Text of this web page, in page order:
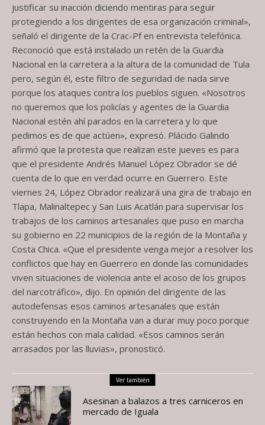
justificar su inacción diciendo mentiras para seguir
protegiendo a los dirigentes de esa organización criminal»,
señaló el dirigente de la Crac-Pf en entrevista telefónica.
Reconoció que está instalado un retén de la Guardia
Nacional en la carretera a la altura de la comunidad de Tula
pero, según él, este filtro de seguridad de nada sirve
porque los ataques contra los pueblos siguen. «Nosotros
no queremos que los policías y agentes de la Guardia
Nacional estén ahí parados en la carretera y lo que
pedimos es de que actúen», expresó. Plácido Galindo
afirmó que la protesta que realizan este jueves es para
que el presidente Andrés Manuel López Obrador se dé
cuenta de lo que en verdad ocurre en Guerrero. Este
viernes 24, López Obrador realizará una gira de trabajo en
Tlapa, Malinaltepec y San Luis Acatlán para supervisar los
trabajos de los caminos artesanales que puso en marcha
su gobierno en 22 municipios de la región de la Montaña y
Costa Chica. «Que el presidente venga mejor a resolver los
conflictos que hay en Guerrero en donde las comunidades
viven situaciones de violencia ante el acoso de los grupos
del narcotráfico», dijo. En opinión del dirigente de las
autodefensas esos caminos artesanales que están
construyendo en la Montaña van a durar muy poco porque
están hechos con mala calidad. «Esos caminos serán
arrasados por las lluvias», pronosticó.
Ver también
Asesinan a balazos a tres carniceros en
mercado de Iguala